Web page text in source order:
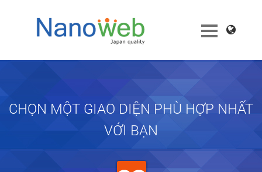
CHỌN MỘT GIAO DIỆN PHÙ HỢP NHẤT
VỚI BẠN